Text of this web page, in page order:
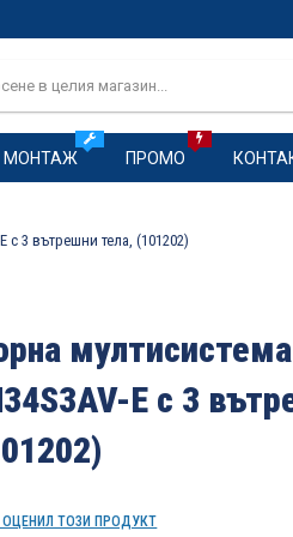
МОНТАЖ ПРОМО
с 3 вътрешни тела, (101202)
E с 3
ТОЗИ ПРОДУКТ